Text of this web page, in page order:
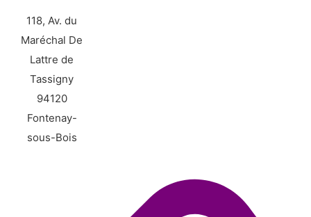
118, Av. du
Maréchal De
Lattre de
Tassigny
94120
Fontenay-
sous-Bois